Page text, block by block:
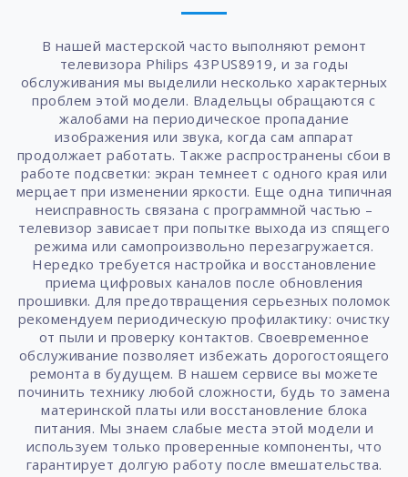
В нашей мастерской часто выполняют ремонт
телевизора Philips 43PUS8919, и за годы
обслуживания мы выделили несколько характерных
проблем этой модели. Владельцы обращаются с
жалобами на периодическое пропадание
изображения или звука, когда сам аппарат
продолжает работать. Также распространены сбои в
работе подсветки: экран темнеет с одного края или
мерцает при изменении яркости. Еще одна типичная
неисправность связана с программной частью –
телевизор зависает при попытке выхода из спящего
режима или самопроизвольно перезагружается.
Нередко требуется настройка и восстановление
приема цифровых каналов после обновления
прошивки. Для предотвращения серьезных поломок
рекомендуем периодическую профилактику: очистку
от пыли и проверку контактов. Своевременное
обслуживание позволяет избежать дорогостоящего
ремонта в будущем. В нашем сервисе вы можете
починить технику любой сложности, будь то замена
материнской платы или восстановление блока
питания. Мы знаем слабые места этой модели и
используем только проверенные компоненты, что
гарантирует долгую работу после вмешательства.